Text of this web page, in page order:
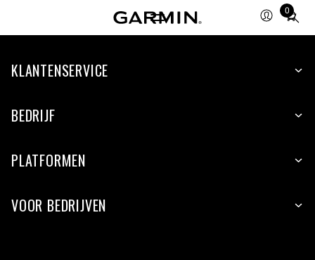
0
Total
items
cart:
KLANTENSERVICE
BEDRIJF
PLATFORMEN
VOOR BEDRIJVEN